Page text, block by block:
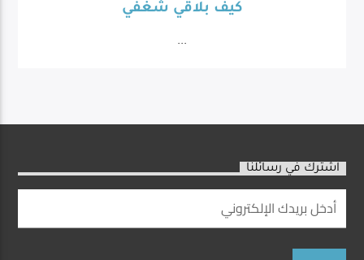
كيف بلاقي شغفي
...
اشترك في رسائلنا